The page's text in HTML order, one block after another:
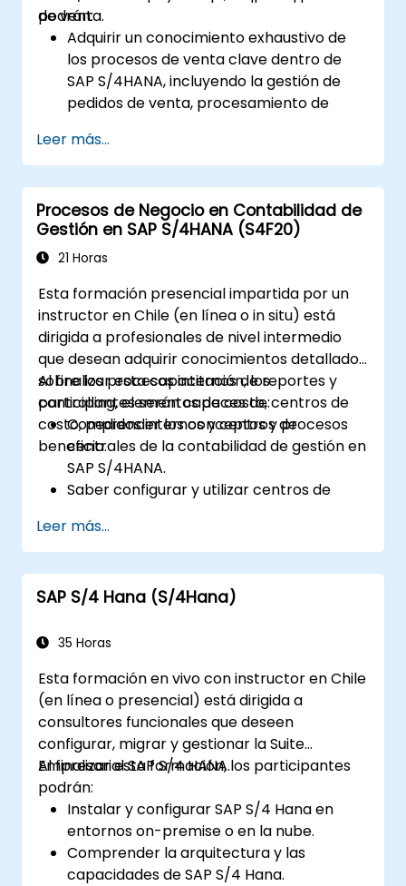
de venta.
podrán:
Adquirir un conocimiento exhaustivo de
los procesos de venta clave dentro de
SAP S/4HANA, incluyendo la gestión de
pedidos de venta, procesamiento de
Aprender a crear y gestionar
documentos comerciales como pedidos
de venta, cotizaciones y devoluciones, y
comprender cómo configurar diversos
tipos de documentos y categorías de
artículo.
Aprender a utilizar analíticas integradas
en SAP S/4HANA para monitorear y
mejorar el desempeño de ventas,
empleando informes estándar e KPIs.
Leer más...
Procesos de Negocio en Contabilidad de
Gestión en SAP S/4HANA (S4F20)
21 Horas
Esta formación presencial impartida por un
instructor en Chile (en línea o in situ) está
dirigida a profesionales de nivel intermedio
que desean adquirir conocimientos detallados
sobre los procesos internos de reportes y
controlling, elementos de costo, centros de
costo, pedidos internos y centros de
beneficio.
Al finalizar esta capacitación, los
participantes serán capaces de:
Comprender los conceptos y procesos
centrales de la contabilidad de gestión en
SAP S/4HANA.
Saber configurar y utilizar centros de
beneficio y análisis de rentabilidad.
Ganar dominio en el uso de aplicaciones
SAP Fiori para reportes de finanzas y
contabilidad de gestión.
Leer más...
SAP S/4 Hana (S/4Hana)
35 Horas
Esta formación en vivo con instructor en Chile
(en línea o presencial) está dirigida a
consultores funcionales que deseen
configurar, migrar y gestionar la Suite
Empresarial SAP S/4 HANA.
Al finalizar esta formación, los participantes
podrán:
Instalar y configurar SAP S/4 Hana en
entornos on-premise o en la nube.
Comprender la arquitectura y las
capacidades de SAP S/4 Hana.